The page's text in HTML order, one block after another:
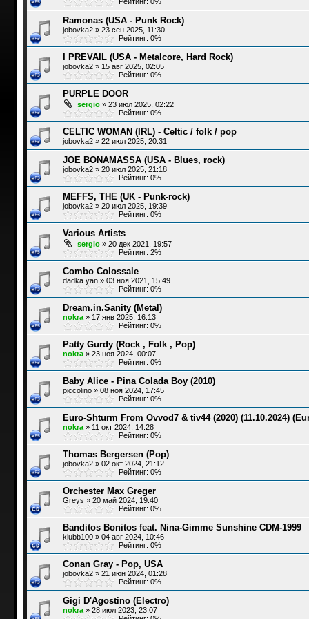
Ramonas (USA - Punk Rock)
jobovka2» 23 сен 2025, 11:30
Рейтинг: 0%
I PREVAIL (USA - Metalcore, Hard Rock)
jobovka2» 15 авг 2025, 02:05
Рейтинг: 0%
PURPLE DOOR
sergio» 23 июл 2025, 02:22
Рейтинг: 0%
CELTIC WOMAN (IRL) - Celtic / folk / pop
jobovka2» 22 июл 2025, 20:31
JOE BONAMASSA (USA - Blues, rock)
jobovka2» 20 июл 2025, 21:18
Рейтинг: 0%
MEFFS, THE (UK - Punk-rock)
jobovka2» 20 июл 2025, 19:39
Рейтинг: 0%
Various Artists
sergio» 20 дек 2021, 19:57
Рейтинг: 2%
Combo Colossale
dadka yan» 03 ноя 2021, 15:49
Рейтинг: 0%
Dream.in.Sanity (Metal)
nokra» 17 янв 2025, 16:13
Рейтинг: 0%
Patty Gurdy (Rock , Folk , Pop)
nokra» 23 ноя 2024, 00:07
Рейтинг: 0%
Baby Alice - Pina Colada Boy (2010)
piccolino» 08 ноя 2024, 17:45
Рейтинг: 0%
Euro-Shturm From Ovvod7 & tiv44 (2020) (11.10.2024)
nokra» 11 окт 2024, 14:28
Рейтинг: 0%
Thomas Bergersen (Pop)
jobovka2» 02 окт 2024, 21:12
Рейтинг: 0%
Orchester Max Greger
Greys » 20 май 2024, 19:40
Рейтинг: 0%
Banditos Bonitos feat. Nina-Gimme Sunshine CDM-1999
klubb100» 04 авг 2024, 10:46
Рейтинг: 0%
Conan Gray - Pop, USA
jobovka2» 21 июн 2024, 01:28
Рейтинг: 0%
Gigi D'Agostino (Electro)
nokra» 28 июл 2023, 23:07